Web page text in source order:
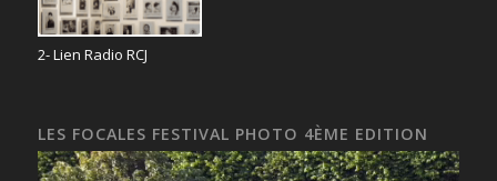
2- Lien Radio RCJ
LES FOCALES FESTIVAL PHOTO 4ÈME EDITION